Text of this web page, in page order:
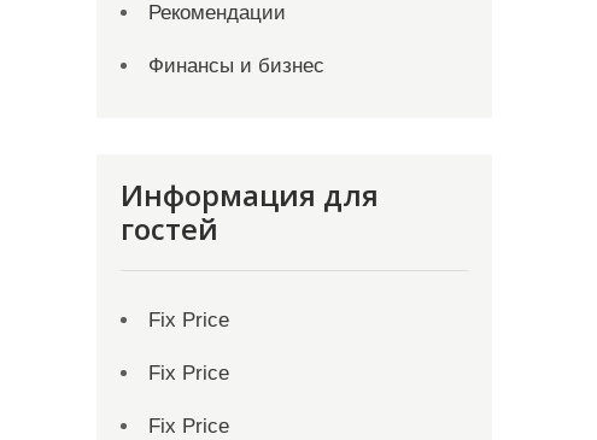
Рекомендации
Финансы и бизнес
Информация для
гостей
Fix Price
Fix Price
Fix Price